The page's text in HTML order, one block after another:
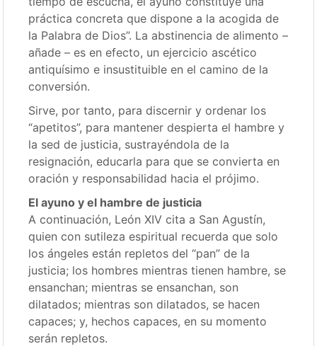
práctica concreta que dispone a la acogida de
la Palabra de Dios”. La abstinencia de alimento –
añade – es en efecto, un ejercicio ascético
antiquísimo e insustituible en el camino de la
conversión.
Sirve, por tanto, para discernir y ordenar los
“apetitos”, para mantener despierta el hambre y
la sed de justicia, sustrayéndola de la
resignación, educarla para que se convierta en
oración y responsabilidad hacia el prójimo.
El ayuno y el hambre de justicia
A continuación, León XIV cita a San Agustín,
quien con sutileza espiritual recuerda que solo
los ángeles están repletos del “pan” de la
justicia; los hombres mientras tienen hambre, se
ensanchan; mientras se ensanchan, son
dilatados; mientras son dilatados, se hacen
capaces; y, hechos capaces, en su momento
serán repletos.